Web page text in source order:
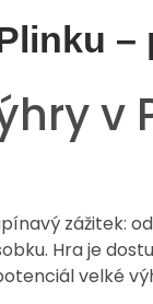
v
Hra je
velké